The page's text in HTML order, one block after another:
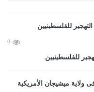
0
للفلسطينيين